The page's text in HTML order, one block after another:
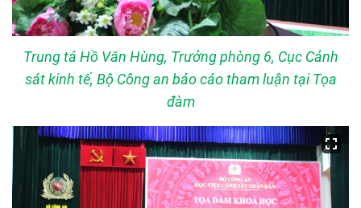
Trung tá Hồ Văn Hùng, Trưởng phòng 6, Cục Cảnh
sát kinh tế, Bộ Công an báo cáo tham luận tại Tọa
đàm